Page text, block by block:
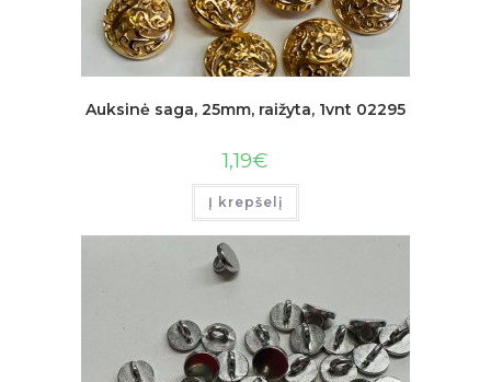
Auksinė saga, 25mm, raižyta, 1vnt 02295
1,19€
Į krepšelį